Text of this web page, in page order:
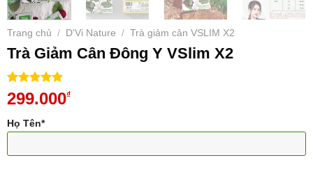
Trang chủ / D'Vi Nature / Trà giảm cân VSLIM X2
Trà Giảm Cân Đông Y VSlim X2
5.00trên 5
dựa trên
1
299.000₫
Họ Tên*